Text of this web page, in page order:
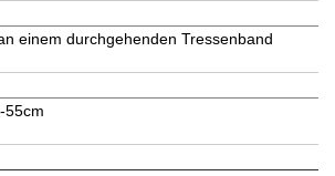
einem durchgehenden Tressenband
55cm